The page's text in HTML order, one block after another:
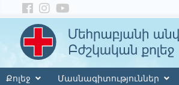
Քոլեջ Մասնագիտություններ